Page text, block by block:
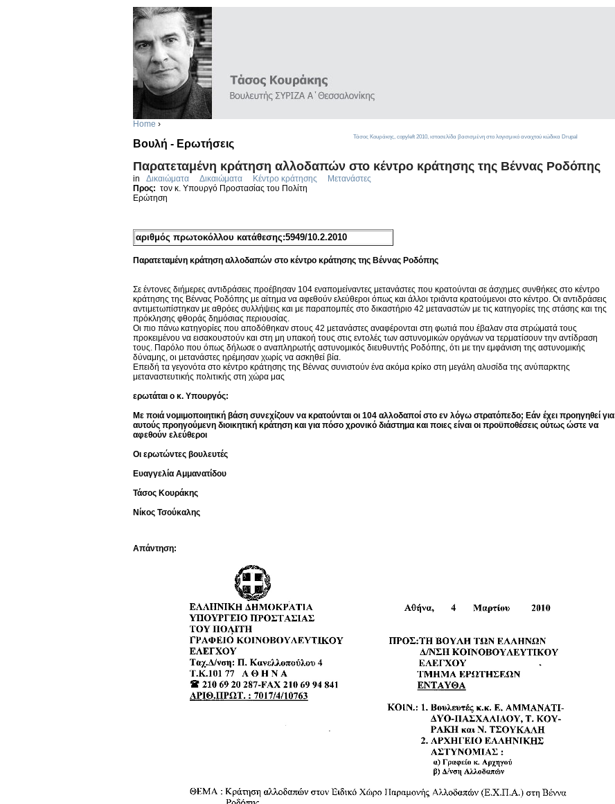
Home ›
Βουλή - Ερωτήσεις
Παρατεταμένη κράτηση αλλοδαπών στο κέντρο κράτησης της Βέννας Ροδόπης
in Δικαιώματα Δικαιώματα Κέντρο κράτησης
Μετανάστες
Προς: τον κ. Υπουργό Προστασίας του Πολίτη
Ερώτηση
αριθμός πρωτοκόλλου κατάθεσης:5949/10.2.2010
Παρατεταμένη κράτηση αλλοδαπών στο κέντρο κράτησης της Βέννας Ροδόπης
Σε έντονες διήμερες αντιδράσεις προέβησαν 104 εναπομείναντες μετανάστες που κρατούνται σε άσχημες συνθήκες στο κέντρο
κράτησης της Βέννας Ροδόπης με αίτημα να αφεθούν ελεύθεροι όπως και άλλοι τριάντα κρατούμενοι στο κέντρο. Οι αντιδράσεις
αντιμετωπίστηκαν με αθρόες συλλήψεις και με παραπομπές στο δικαστήριο 42 μεταναστών με τις κατηγορίες της στάσης και της
πρόκλησης φθοράς δημόσιας περιουσίας.
Οι πιο πάνω κατηγορίες που αποδόθηκαν στους 42 μετανάστες αναφέρονται στη φωτιά που έβαλαν στα στρώματά τους
προκειμένου να εισακουστούν και στη μη υπακοή τους στις εντολές των αστυνομικών οργάνων να τερματίσουν την αντίδραση
τους. Παρόλο που όπως δήλωσε ο αναπληρωτής αστυνομικός διευθυντής Ροδόπης, ότι με την εμφάνιση της αστυνομικής
δύναμης, οι μετανάστες ηρέμησαν χωρίς να ασκηθεί βία.
Επειδή τα γεγονότα στο κέντρο κράτησης της Βέννας συνιστούν ένα ακόμα κρίκο στη μεγάλη αλυσίδα της ανύπαρκτης
μεταναστευτικής πολιτικής στη χώρα μας
ερωτάται ο κ. Υπουργός:
Με ποιά νομιμοποιητική βάση συνεχίζουν να κρατούνται οι 104 αλλοδαποί στο εν λόγω στρατόπεδο; Εάν έχει προηγηθεί για
αυτούς προηγούμενη διοικητική κράτηση και για πόσο χρονικό διάστημα και ποιες είναι οι προϋποθέσεις ούτως ώστε να
αφεθούν ελεύθεροι
Οι ερωτώντες βουλευτές
Ευαγγελία Αμμανατίδου
Τάσος Κουράκης
Νίκος Τσούκαλης
Απάντηση:
Τάσος Κουράκης, copyleft 2010, ιστοσελίδα βασισμένη στο λογισμικό ανοιχτού κώδικα Drupal